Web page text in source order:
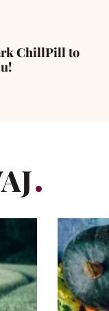
ChillPill to